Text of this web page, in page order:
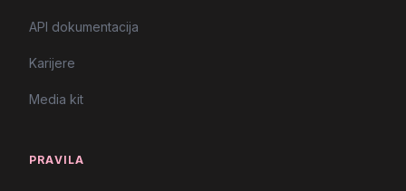
API dokumentacija
Karijere
Media kit
PRAVILA